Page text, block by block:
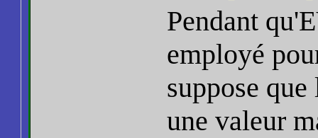
Pendant
employé
suppose
une valeur